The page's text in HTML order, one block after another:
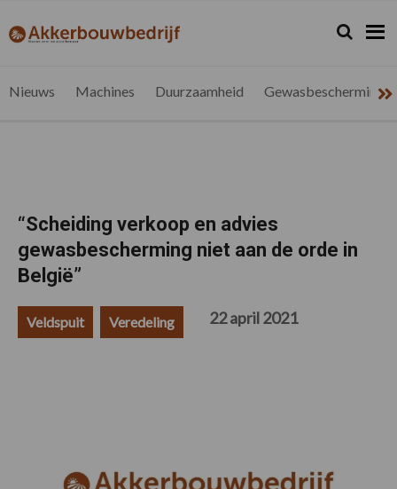
de
de
de
de
akkerbouwbedrijf.be
Nieuws
Zoeken...
Zoek
Nieuws Machines Duurzaamheid Gewasbescherming
“Scheiding verkoop en advies
gewasbescherming niet aan de orde in
België”
Veldspuit Veredeling 22 april 2021